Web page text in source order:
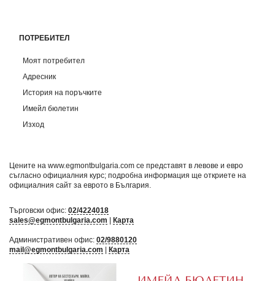
ПОТРЕБИТЕЛ
Моят потребител
Адресник
История на поръчките
Имейл бюлетин
Изход
Цените на www.egmontbulgaria.com се представят в левове и евро
съгласно официалния курс; подробна информация ще откриете на
официалния сайт за еврото в България
Търговски офис: 02/4224018
sales@egmontbulgaria.com | Карта
Административен офис: 02/9880120
mail@egmontbulgaria.com | Карта